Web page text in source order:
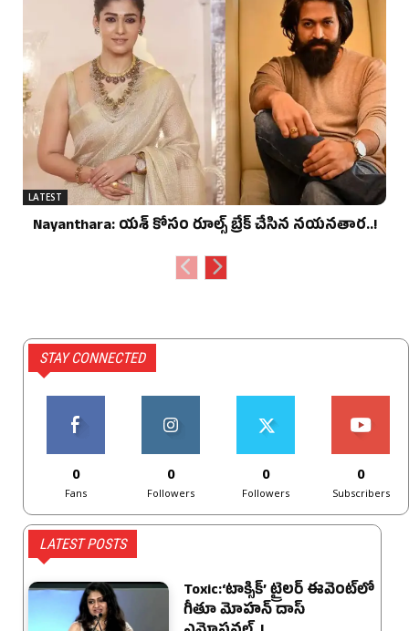
LATEST
Nayanthara: యశ్ కోసం రూల్స్ బ్రేక్ చేసిన నయనతార..!
STAY CONNECTED
0
Fans
0
Followers
0
Followers
0
Subscribers
LATEST POSTS
Toxic:‘టాక్సిక్’ ట్రైలర్ ఈవెంట్‌లో
గీతూ మోహన్ దాస్